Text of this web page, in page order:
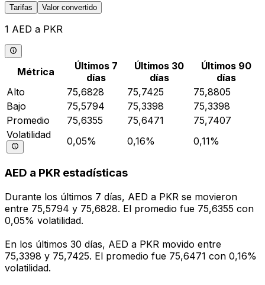
Tarifas Valor convertido
1 AED a PKR
Métrica
Últimos 7
días
Últimos 30
días
Últimos 90
días
Alto
75,6828 75,7425
75,8805
Bajo
75,5794 75,3398
75,3398
Promedio
75,6355 75,6471
75,7407
Volatilidad
0,05% 0,16% 0,11%
AED a PKR estadísticas
Durante los últimos 7 días, AED a PKR se movieron
entre 75,5794 y 75,6828. El promedio fue 75,6355 con
0,05% volatilidad.
En los últimos 30 días, AED a PKR movido entre
75,3398 y 75,7425. El promedio fue 75,6471 con 0,16%
volatilidad.